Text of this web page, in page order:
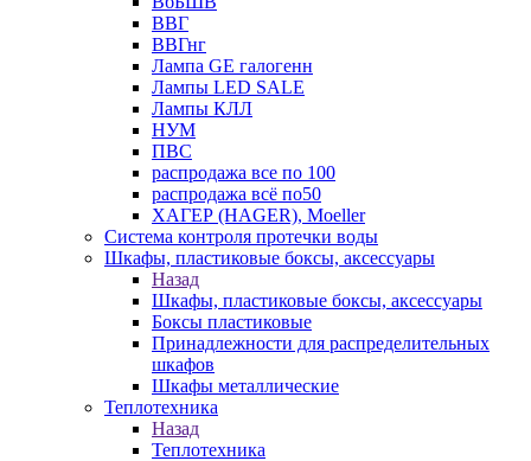
ВВГ
ВВГнг
Лампа GE галогенн
Лампы LED SALE
Лампы КЛЛ
НУМ
ПВС
распродажа все по 100
распродажа всё по50
ХАГЕР (HAGER), Moeller
Система контроля протечки воды
Шкафы, пластиковые боксы, аксессуары
Назад
Шкафы, пластиковые боксы, аксессуары
Боксы пластиковые
Принадлежности для распределительных
шкафов
Шкафы металлические
Теплотехника
Назад
Теплотехника